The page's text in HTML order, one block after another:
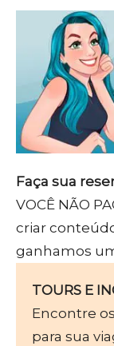
Faça sua
VOCÊ NÃO
criar
ganhamos
TOURS E
Encontre
para sua